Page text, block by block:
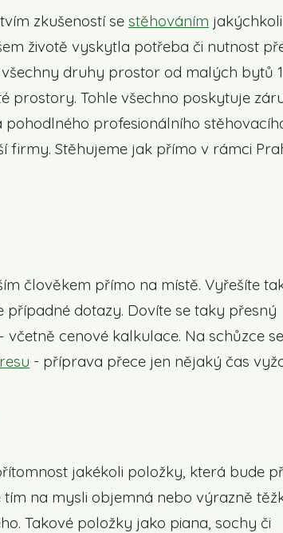
zkušeností se stěhováním jakýchkoli
životě vyskytla potřeba či nutnost
všechny druhy prostor od malých bytů
prostory. Tohle všechno poskytuje
profesionálního
firmy. Stěhujeme jak přímo v rámci
člověkem přímo na místě. Vyřešíte
případné dotazy. Dovíte se taky přesný
cenové kalkulace. Na schůzce se
- příprava přece jen nějaký čas
jakékoli položky, která bude
na mysli objemná nebo výrazně
Takové položky jako piana, sochy či